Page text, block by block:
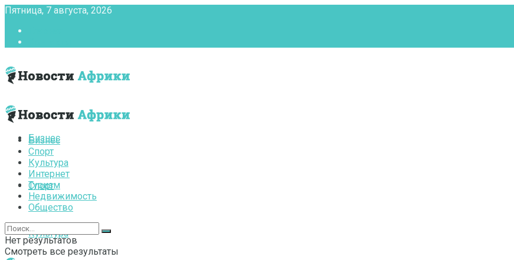
Пятница, 7 августа, 2026
Бизнес
Спорт
Культура
Бизнес
Спорт
Культура
Интернет
Туризм
Недвижимость
Общество
Нет результатов
Смотреть все результаты